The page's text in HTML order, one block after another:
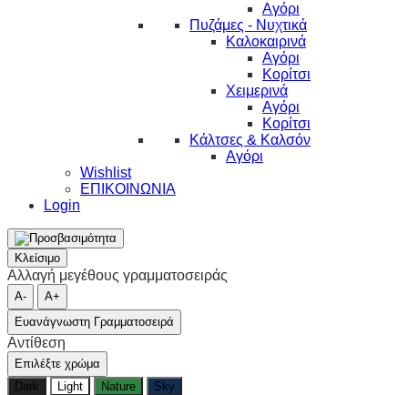
Αγόρι
Πυζάμες - Νυχτικά
Καλοκαιρινά
Αγόρι
Κορίτσι
Χειμερινά
Αγόρι
Κορίτσι
Κάλτσες & Καλσόν
Αγόρι
Wishlist
ΕΠΙΚΟΙΝΩΝΙΑ
Login
Κλείσιμο
Αλλαγή μεγέθους γραμματοσειράς
A-
A+
Ευανάγνωστη Γραμματοσειρά
Αντίθεση
Επιλέξτε χρώμα
Dark
Light Nature
Sky